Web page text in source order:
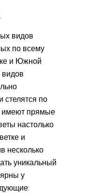
видов
по всему
и Южной
стелятся по
имеют прямые
настолько
и
несколько
уникальный
у